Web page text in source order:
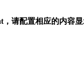
，请配置相应的内容